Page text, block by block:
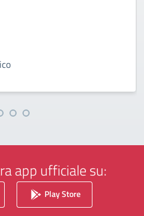
app ufficiale su:
Play Store